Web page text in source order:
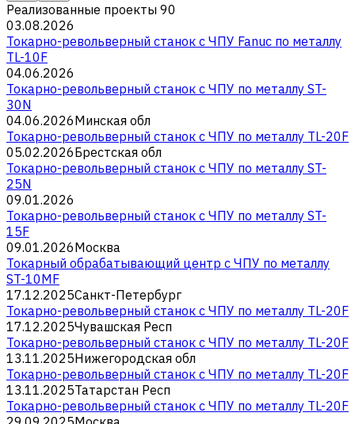
Реализованные проекты 90
03.08.2026
Токарно-револьверный станок с ЧПУ Fanuc по металлу
TL-10F
04.06.2026
Токарно-револьверный станок с ЧПУ по металлу ST-
30N
04.06.2026Минская обл
Токарно-револьверный станок с ЧПУ по металлу TL-20F
05.02.2026Брестская обл
Токарно-револьверный станок с ЧПУ по металлу ST-
25N
09.01.2026
Токарно-револьверный станок с ЧПУ по металлу ST-
15F
09.01.2026Москва
Токарный обрабатывающий центр с ЧПУ по металлу
ST-10MF
17.12.2025Санкт-Петербург
Токарно-револьверный станок с ЧПУ по металлу TL-20F
17.12.2025Чувашская Респ
Токарно-револьверный станок с ЧПУ по металлу TL-20F
13.11.2025Нижегородская обл
Токарно-револьверный станок с ЧПУ по металлу TL-20F
13.11.2025Татарстан Респ
Токарно-револьверный станок с ЧПУ по металлу TL-20F